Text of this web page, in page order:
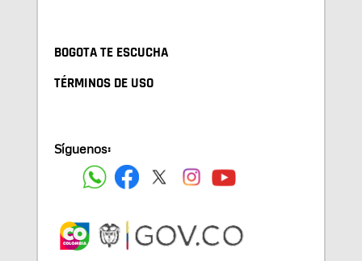
BOGOTA TE ESCUCHA
TÉRMINOS DE USO
Síguenos: